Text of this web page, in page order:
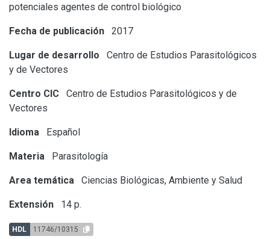
potenciales agentes de control biológico
Fecha de publicación 2017
Lugar de desarrollo
Centro de Estudios Parasitológicos
y de Vectores
Centro CIC
Centro de Estudios Parasitológicos y de
Vectores
Idioma Español
Materia Parasitología
Area temática Ciencias Biológicas, Ambiente y Salud
Extensión 14 p.
HDL 11746/10315